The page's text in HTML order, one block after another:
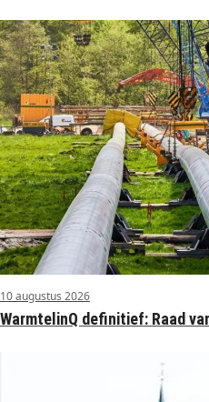
10 augustus 2026
WarmtelinQ definitief: Raad